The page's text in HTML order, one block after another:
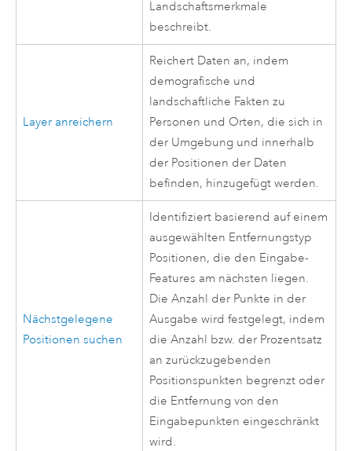
Landschaftsmerkmale
beschreibt.
Layer anreichern
Reichert Daten an, indem
demografische und
landschaftliche Fakten zu
Personen und Orten, die sich in
der Umgebung und innerhalb
der Positionen der Daten
befinden, hinzugefügt werden.
Nächstgelegene
Positionen suchen
Identifiziert basierend auf einem
ausgewählten Entfernungstyp
Positionen, die den Eingabe-
Features am nächsten liegen.
Die Anzahl der Punkte in der
Ausgabe wird festgelegt, indem
die Anzahl bzw. der Prozentsatz
an zurückzugebenden
Positionspunkten begrenzt oder
die Entfernung von den
Eingabepunkten eingeschränkt
wird.